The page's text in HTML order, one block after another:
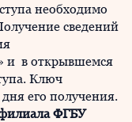
необходимо
сведений
и в открывшемся
Ключ
дня его получения.
ФГБУ